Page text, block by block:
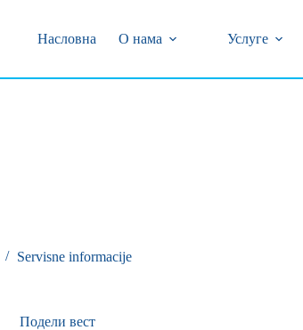
Насловна
О нама Услуге
Servisne informacije
Подели вест